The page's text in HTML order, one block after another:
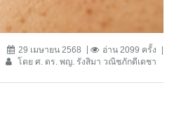
29 เมษายน 2568
อ่าน 2099 ครั้ง
โดย ศ. ดร. พญ. รังสิมา วณิชภักดีเดชา